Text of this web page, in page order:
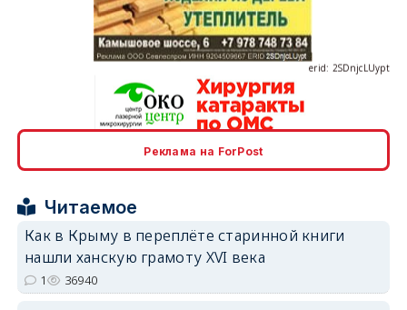
erid: 2SDnjdPjgYS
Реклама на ForPost
Читаемое
Как в Крыму в переплёте старинной книги
нашли ханскую грамоту XVI века
1 36940